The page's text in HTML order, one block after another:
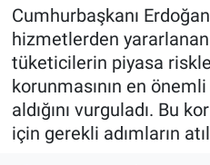
Cumhurbaşkanı
hizmetlerden yararlanan
tüketicilerin piyasa
korunmasının en
aldığını vurguladı. Bu
için gerekli adımların